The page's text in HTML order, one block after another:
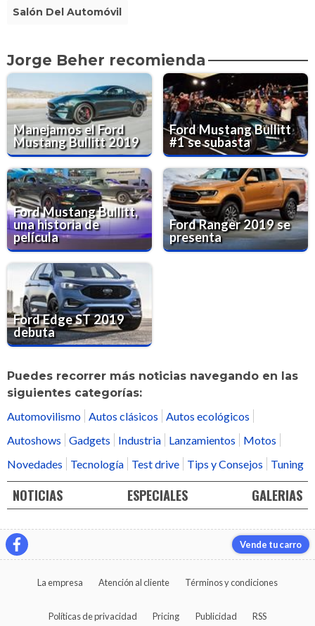
Salón Del Automóvil
Jorge Beher recomienda
Manejamos el Ford
Mustang Bullitt 2019
Ford Mustang Bullitt
#1 se subasta
Ford Mustang Bullitt,
una historia de
película
Ford Ranger 2019 se
presenta
Ford Edge ST 2019
debuta
Puedes recorrer más noticias navegando en las
siguientes categorías:
Automovilismo Autos clásicos
Autos ecológicos
Autoshows
Gadgets Industria Lanzamientos
Motos
Novedades
Tecnología Test drive Tips y Consejos Tuning
NOTICIAS ESPECIALES GALERIAS
Vende tu carro
La empresa Atención al cliente Términos y condiciones
Políticas de privacidad Pricing Publicidad RSS